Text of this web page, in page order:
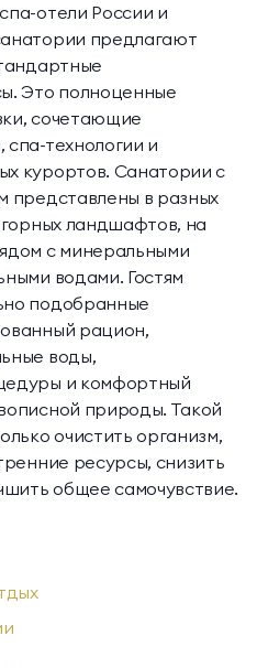
отели России и
предлагают
Это полноценные
сочетающие
технологии и
курортов. Санатории с
представлены в разных
ландшафтов, на
с минеральными
водами. Гостям
подобранные
рацион,
воды,
и комфортный
природы. Такой
очистить организм,
ресурсы, снизить
общее самочувствие.
Президентские виллы
Семейные винные